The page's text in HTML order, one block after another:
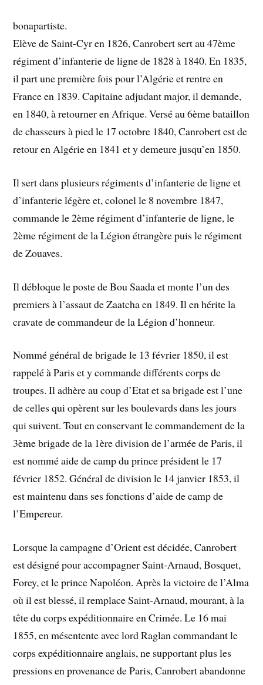
bonapartiste.
Elève de Saint-Cyr en 1826, Canrobert sert au 47ème
régiment d’infanterie de ligne de 1828 à 1840. En 1835,
il part une première fois pour l’Algérie et rentre en
France en 1839. Capitaine adjudant major, il demande,
en 1840, à retourner en Afrique. Versé au 6ème bataillon
de chasseurs à pied le 17 octobre 1840, Canrobert est de
retour en Algérie en 1841 et y demeure jusqu’en 1850.
Il sert dans plusieurs régiments d’infanterie de ligne et
d’infanterie légère et, colonel le 8 novembre 1847,
commande le 2ème régiment d’infanterie de ligne, le
2ème régiment de la Légion étrangère puis le régiment
de Zouaves.
Il débloque le poste de Bou Saada et monte l’un des
premiers à l’assaut de Zaatcha en 1849. Il en hérite la
cravate de commandeur de la Légion d’honneur.
Nommé général de brigade le 13 février 1850, il est
rappelé à Paris et y commande différents corps de
troupes. Il adhère au coup d’Etat et sa brigade est l’une
de celles qui opèrent sur les boulevards dans les jours
qui suivent. Tout en conservant le commandement de la
3ème brigade de la 1ère division de l’armée de Paris, il
est nommé aide de camp du prince président le 17
février 1852. Général de division le 14 janvier 1853, il
est maintenu dans ses fonctions d’aide de camp de
l’Empereur.
Lorsque la campagne d’Orient est décidée, Canrobert
est désigné pour accompagner Saint-Arnaud, Bosquet,
Forey, et le prince Napoléon. Après la victoire de l’Alma
où il est blessé, il remplace Saint-Arnaud, mourant, à la
tête du corps expéditionnaire en Crimée. Le 16 mai
1855, en mésentente avec lord Raglan commandant le
corps expéditionnaire anglais, ne supportant plus les
pressions en provenance de Paris, Canrobert abandonne